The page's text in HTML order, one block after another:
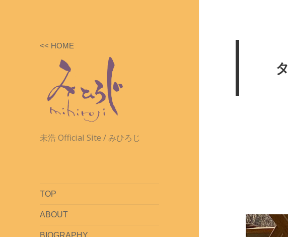
<< HOME
未浩 Official Site / みひろじ
TOP
ABOUT
BIOGRAPHY